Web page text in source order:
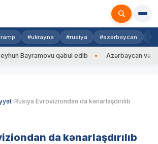
#ukrayna #rusiya #azərbaycan
Bayramovu qəbul edib Azərbaycan və
Rusiya Evroviziondan da kənarlaşdırılıb
da kənarlaşdırılıb